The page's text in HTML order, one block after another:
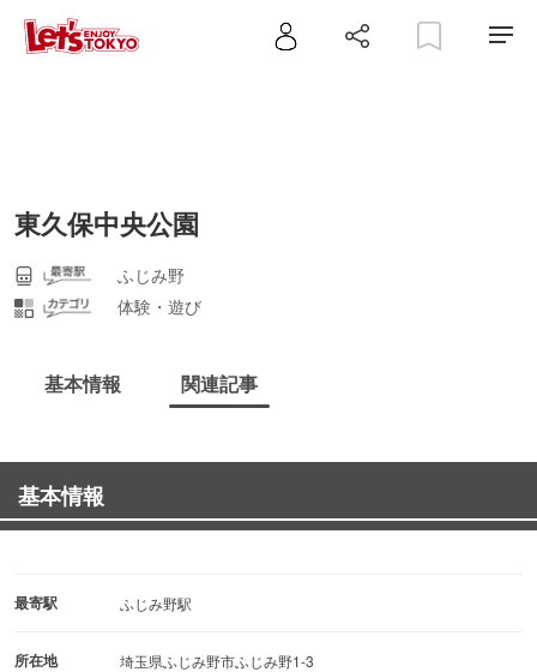
東久保中央公園
ふじみ野
体験・遊び
基本情報 関連記事
基本情報
最寄駅 ふじみ野駅
所在地 埼玉県ふじみ野市ふじみ野1-3